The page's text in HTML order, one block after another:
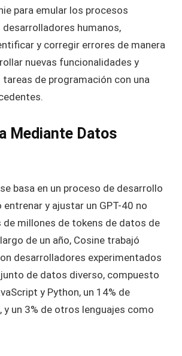
para emular los procesos
humanos,
y corregir errores de manera
nuevas funcionalidades y
de programación con una
Mediante Datos
basa en un proceso de desarrollo
y ajustar un GPT-40 no
de millones de tokens de datos de
de un año, Cosine trabajó
desarrolladores experimentados
de datos diverso, compuesto
y Python, un 14% de
y un 3% de otros lenguajes como